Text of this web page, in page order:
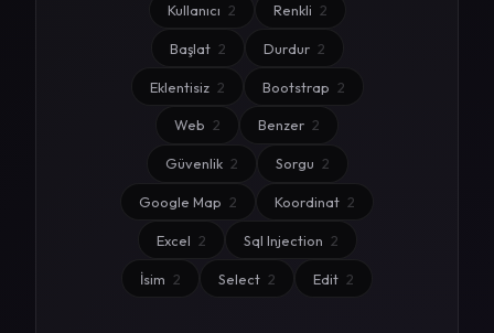
Kullanıcı 2 Renkli 2
Başlat 2 Durdur 2
Eklentisiz 2 Bootstrap 2
Web 2 Benzer 2
Güvenlik 2 Sorgu 2
Google Map 2 Koordinat 2
Excel 2 Sql Injection 2
İsim 2 Select 2 Edit 2